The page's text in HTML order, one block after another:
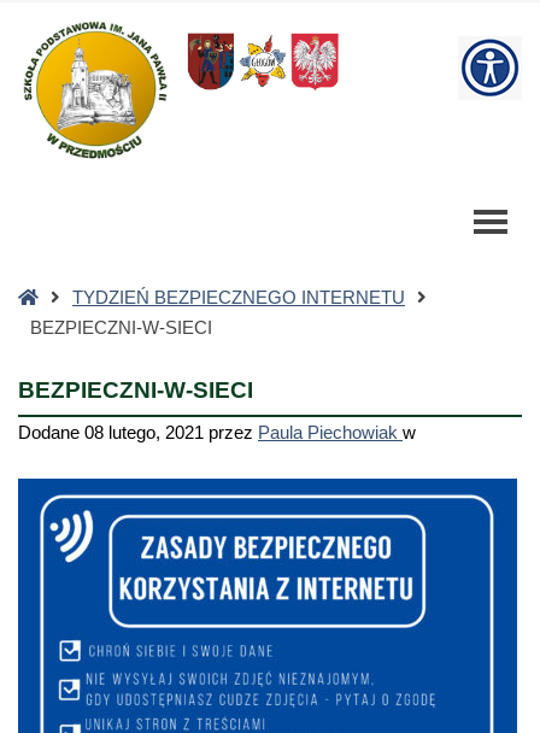
SIECI
Szkoła
Podstawowa
Strona
główna
TYDZIEŃ BEZPIECZNEGO INTERNETU
BEZPIECZNI-W-SIECI
BEZPIECZNI-W-SIECI
Dodane 08 lutego, 2021 przez Paula Piechowiak w